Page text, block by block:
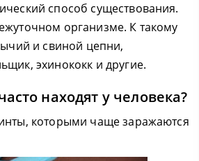
способ существования.
организме. К такому
и свиной цепни,
эхинококк и другие.
находят у человека?
которыми чаще заражаются